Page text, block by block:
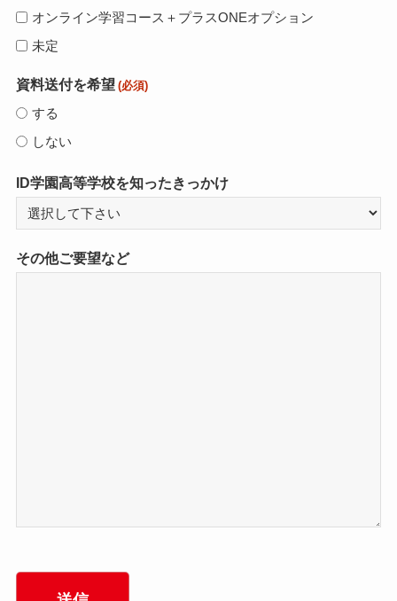
オンライン学習コース＋プラスONEオプション
未定
資料送付を希望 (必須)
する
しない
ID学園高等学校を知ったきっかけ
その他ご要望など